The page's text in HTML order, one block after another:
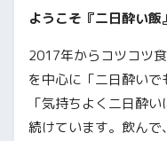
ようこそ『二日酔い飯
2017年からコツコツ
を中心に「二日酔い
「気持ちよく二日酔
続けています。飲ん